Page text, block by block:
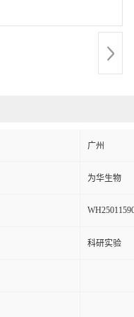
广州
为华生物
科研实验